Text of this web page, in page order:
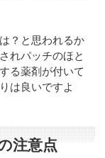
？と思われるか
れパッチのほと
る薬剤が付いて
は良いですよ
注意点